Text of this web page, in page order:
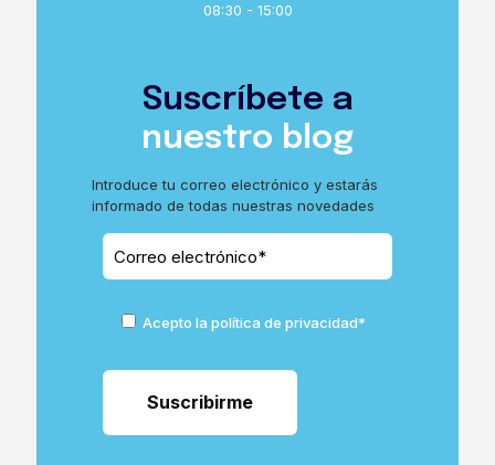
08:30 - 15:00
Suscríbete a
nuestro blog
Introduce tu correo electrónico y estarás
informado de todas nuestras novedades
Acepto la política de privacidad*